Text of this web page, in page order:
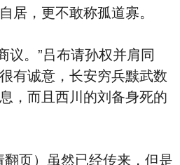
居，更不敢称孤道寡。
。”吕布请孙权并肩同
有诚意，长安穷兵黩武数
，而且西川的刘备身死的
）虽然已经传来，但是